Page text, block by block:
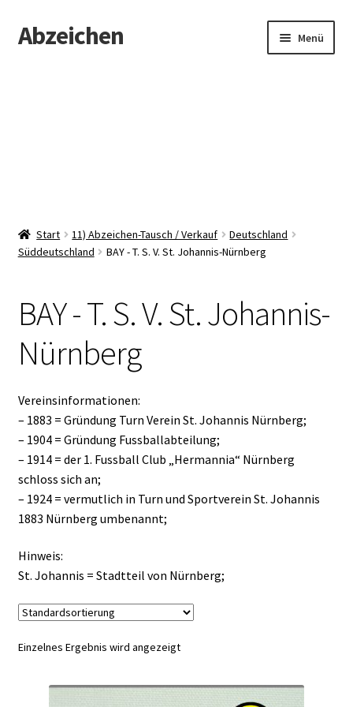
Zur
Navigation
Zum
Inhalt
Abzeichen Menü
Start 11) Abzeichen-Tausch / Verkauf
Deutschland
Süddeutschland
BAY - T. S. V. St. Johannis-Nürnberg
BAY - T. S. V. St. Johannis-
Nürnberg
Vereinsinformationen:
– 1883 = Gründung Turn Verein St. Johannis Nürnberg;
– 1904 = Gründung Fussballabteilung;
– 1914 = der 1. Fussball Club „Hermannia“ Nürnberg
schloss sich an;
– 1924 = vermutlich in Turn und Sportverein St. Johannis
1883 Nürnberg umbenannt;
Hinweis:
St. Johannis = Stadtteil von Nürnberg;
Einzelnes Ergebnis wird angezeigt